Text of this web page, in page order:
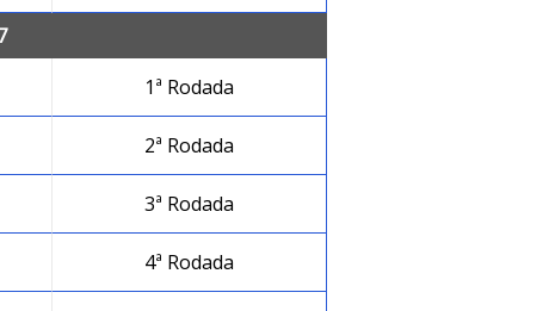
1ª Rodada
2ª Rodada
3ª Rodada
4ª Rodada